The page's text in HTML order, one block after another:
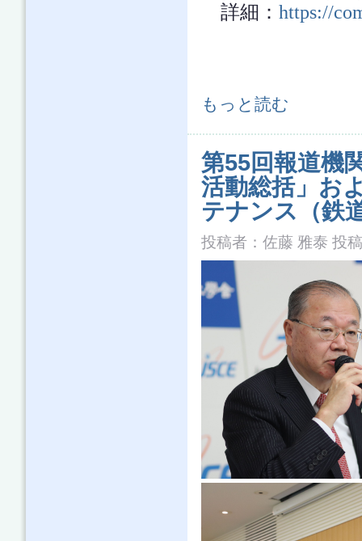
詳細： https://
第56回報道機関懇談会「2020年度
もっと読む
第55回報道機
活動総括」お
テナンス（鉄
投稿者： 佐藤 雅泰 投